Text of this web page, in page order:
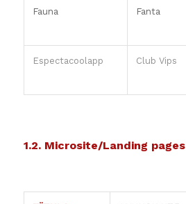
Fauna Fanta
Espectacoolapp Club Vips
1.2. Microsite/Landing pages